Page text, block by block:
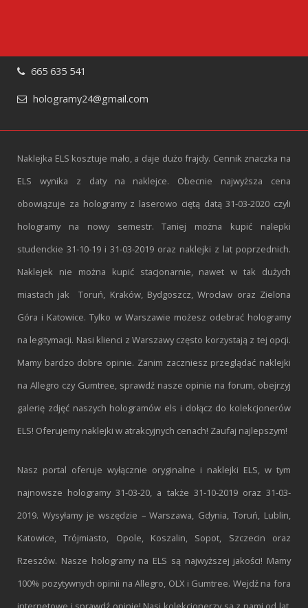
665 635 541
hologramy24@gmail.com
Naklejka ELS kosztuje mało, a daje dużo frajdy. Cennik znaczka na
ELS wynika z daty na naklejce. Obecnie najwyższa cena
obowiązuje za hologramy z laserowo ciętą datą 31-03-2020 czyli
hologramy na nowy semestr. Taniej można kupić nalepki
studenckie 31-10-19 i 31-03-2019 oraz naklejki z lat poprzednich.
Naklejek nie można kupić stacjonarnie, nawet w tak dużych
miastach jak Toruń, Kraków, Bydgoszcz, Wrocław oraz Zielona
Góra i Katowice. Tylko w Warszawie możesz odebrać hologramy
na legitymacji. Nasi klienci z Warszawy często korzystają z tej opcji.
Mamy bardzo dobre opinie. Zanim zaczniesz przeglądać naklejki
na Allegro czy Gumtree, sprawdź nasze opinie na forum, obejrzyj
galerię zdjęć naszych hologramów els i dołącz do kolekcjonerów
ELS! Oferujemy naklejki w atrakcyjnych cenach! Zaufaj najlepszym!
Nasz portal oferuje wyłącznie oryginalne i naklejki ELS, w tym
najnowsze hologramy 31-03-20, a także 31-10-2019 oraz 31-03-
2019. Wysyłamy je wszędzie – Warszawa, Gdynia, Toruń, Lublin,
Katowice, Trójmiasto, Opole, Koszalin, Sopot, Szczecin oraz
Rzeszów. Nasze hologramy na ELS są najwyższej jakości! Mamy
100% pozytywnych opinii na Allegro, OLX i Gumtree. Wejdź na fora